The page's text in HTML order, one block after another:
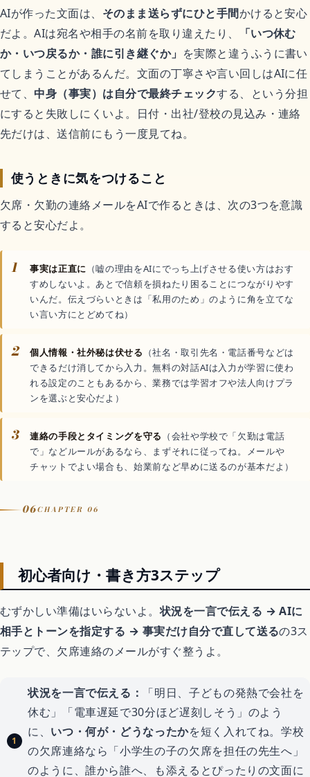
AIが作った文面は、 そのまま送らずにひと手間かけると安心
だよ。AIは宛名や相手の名前を取り違えたり、
「いつ休む
か・いつ戻るか・誰に引き継ぐか」 を実際と違うふうに書い
てしまうことがあるんだ。文面の丁寧さや言い回しはAIに任
せて、 中身（事実）は自分で最終チェックする、という分担
にすると失敗しにくいよ。日付・出社/登校の見込み・連絡
先だけは、送信前にもう一度見てね。
使うときに気をつけること
欠席・欠勤の連絡メールをAIで作るときは、次の3つを意識
すると安心だよ。
1 事実は正直に （嘘の理由をAIにでっち上げさせる使い方はおす
すめしないよ。あとで信頼を損ねたり困ることにつながりやす
いんだ。伝えづらいときは「私用のため」のように角を立てな
い言い方にとどめてね）
2 個人情報・社外秘は伏せる （社名・取引先名・電話番号などは
できるだけ消してから入力。無料の対話AIは入力が学習に使わ
れる設定のこともあるから、業務では学習オフや法人向けプラ
ンを選ぶと安心だよ）
3 連絡の手段とタイミングを守る （会社や学校で「欠勤は電話
で」などルールがあるなら、まずそれに従ってね。メールや
チャットでよい場合も、始業前など早めに送るのが基本だよ）
06CHAPTER 06
初心者向け・書き方3ステップ
むずかしい準備はいらないよ。状況を一言で伝える → AIに
相手とトーンを指定する → 事実だけ自分で直して送るの3ス
テップで、欠席連絡のメールがすぐ整うよ。
状況を一言で伝える：
「明日、子どもの発熱で会社を
休む」「電車遅延で30分ほど遅刻しそう」のよう
に、 いつ・何が・どうなったかを短く入れてね。学校
の欠席連絡なら「小学生の子の欠席を担任の先生へ」
のように、誰から誰へ、も添えるとぴったりの文面に